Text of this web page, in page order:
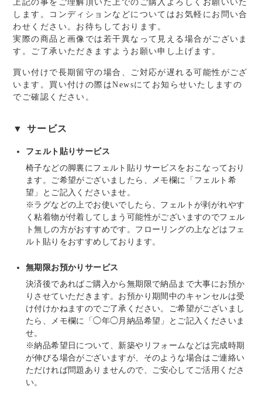
上記の事をご理解頂いた上でのご購入よろしくお願いいた
します。コンディションなどについてはお気軽にお問い合
わせください。お待ちしております。
実際の商品と画像では若干異なって見える場合がございま
す。ご了承いただきますようお願い申し上げます。
買い付けで長期留守の場合、ご対応が遅れる可能性がござ
います。買い付けの際はNewsにてお知らせいたしますの
でご確認ください。
▼ サービス
フェルト貼りサービス
椅子などの脚裏にフェルト貼りサービスをおこなっており
ます。ご希望がございましたら、メモ欄に「フェルト希
望」とご記入くださいませ。
※ラグなどの上でお使いでしたら、フェルトが剥がれやす
く粘着物が付着してしまう可能性がございますのでフェル
ト無しの方がおすすめです。フローリングの上などはフェ
ルト貼りをおすすめしております。
無期限お預かりサービス
決済後であればご購入から無期限で納品まで大事にお預か
りさせていただきます。お預かり期間中のキャンセルは受
け付けかねますのでご了承ください。ご希望がございまし
たら、メモ欄に「◯年◯月納品希望」とご記入くださいま
せ。
※納品希望日について、新築やリフォームなどは完成時期
が伸びる場合がございますが、そのような場合はご連絡い
ただければ問題ありませんので、ご安心してご活用くださ
い。